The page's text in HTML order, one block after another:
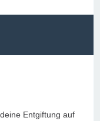
Entgiftung auf